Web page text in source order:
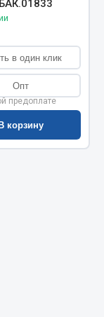
в один клик
Опт
предоплате
корзину